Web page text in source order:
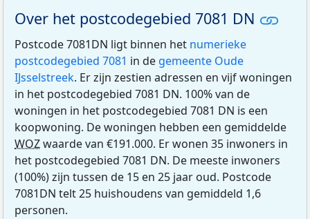
Over het postcodegebied 7081 DN
Postcode 7081DN ligt binnen het numerieke
postcodegebied 7081 in de gemeente Oude
IJsselstreek. Er zijn zestien adressen en vijf woningen
in het postcodegebied 7081 DN. 100% van de
woningen in het postcodegebied 7081 DN is een
koopwoning. De woningen hebben een gemiddelde
WOZwaarde van €191.000. Er wonen 35 inwoners in
het postcodegebied 7081 DN. De meeste inwoners
(100%) zijn tussen de 15 en 25 jaar oud. Postcode
7081DN telt 25 huishoudens van gemiddeld 1,6
personen.